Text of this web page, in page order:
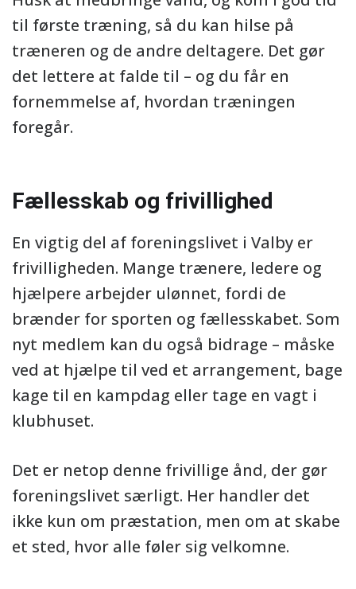
til første træning, så du kan hilse på
træneren og de andre deltagere. Det gør
det lettere at falde til – og du får en
fornemmelse af, hvordan træningen
foregår.
Fællesskab og frivillighed
En vigtig del af foreningslivet i Valby er
frivilligheden. Mange trænere, ledere og
hjælpere arbejder ulønnet, fordi de
brænder for sporten og fællesskabet. Som
nyt medlem kan du også bidrage – måske
ved at hjælpe til ved et arrangement, bage
kage til en kampdag eller tage en vagt i
klubhuset.
Det er netop denne frivillige ånd, der gør
foreningslivet særligt. Her handler det
ikke kun om præstation, men om at skabe
et sted, hvor alle føler sig velkomne.